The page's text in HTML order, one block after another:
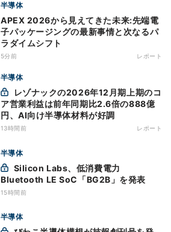
半導体
APEX 2026から見えてきた未来:先端電
子パッケージングの最新事情と次なるパ
ラダイムシフト
5分前 レポート
半導体
ア営業利益は前年同期比2.6倍の888億
円、AI向け半導体材料が好調
13時間前 レポート
半導体
Bluetooth LE SoC「BG2B」を発表
15時間前
半導体